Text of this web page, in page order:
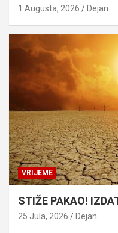
1 Augusta, 2026 Dejan
VRIJEME
STIŽE PAKAO!
25 Jula, 2026 Dejan